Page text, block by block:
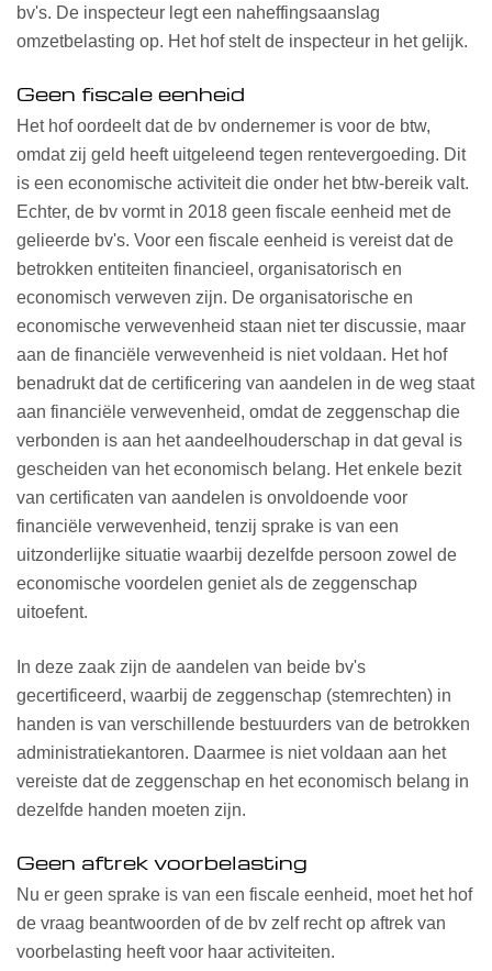
bv's. De inspecteur legt een naheffingsaanslag
omzetbelasting op. Het hof stelt de inspecteur in het gelijk.
Geen fiscale eenheid
Het hof oordeelt dat de bv ondernemer is voor de btw,
omdat zij geld heeft uitgeleend tegen rentevergoeding. Dit
is een economische activiteit die onder het btw-bereik valt.
Echter, de bv vormt in 2018 geen fiscale eenheid met de
gelieerde bv's. Voor een fiscale eenheid is vereist dat de
betrokken entiteiten financieel, organisatorisch en
economisch verweven zijn. De organisatorische en
economische verwevenheid staan niet ter discussie, maar
aan de financiële verwevenheid is niet voldaan. Het hof
benadrukt dat de certificering van aandelen in de weg staat
aan financiële verwevenheid, omdat de zeggenschap die
verbonden is aan het aandeelhouderschap in dat geval is
gescheiden van het economisch belang. Het enkele bezit
van certificaten van aandelen is onvoldoende voor
financiële verwevenheid, tenzij sprake is van een
uitzonderlijke situatie waarbij dezelfde persoon zowel de
economische voordelen geniet als de zeggenschap
uitoefent.
In deze zaak zijn de aandelen van beide bv's
gecertificeerd, waarbij de zeggenschap (stemrechten) in
handen is van verschillende bestuurders van de betrokken
administratiekantoren. Daarmee is niet voldaan aan het
vereiste dat de zeggenschap en het economisch belang in
dezelfde handen moeten zijn.
Geen aftrek voorbelasting
Nu er geen sprake is van een fiscale eenheid, moet het hof
de vraag beantwoorden of de bv zelf recht op aftrek van
voorbelasting heeft voor haar activiteiten.